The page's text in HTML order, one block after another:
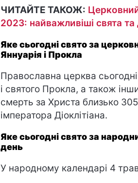
ЧИТАЙТЕ ТАКОЖ:
2023: найважливіші свята та
Яке сьогодні свято за
Яннуарія і Прокла
Православна церква
і святого Прокла, а також
смерть за Христа близько
імператора Діоклітіана.
Яке сьогодні свято за
день
У народному календарі 4